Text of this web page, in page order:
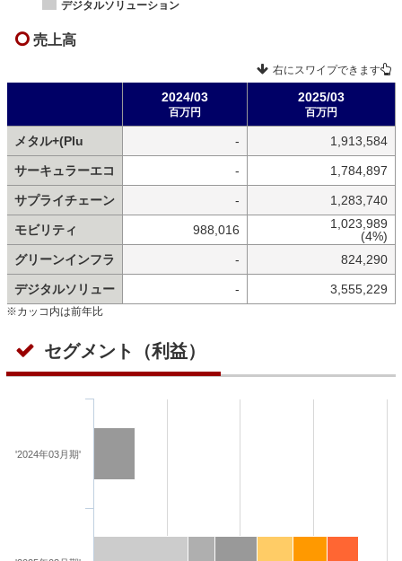
デジタルソリューション
売上高
右にスワイプできます
2024/03
百万円
2025/03
百万円
メタル+(Plu - 1,913,584
サーキュラーエコ - 1,784,897
サプライチェーン - 1,283,740
モビリティ 988,016
1,023,989
(4%)
グリーンインフラ
- 824,290
デジタルソリュー - 3,555,229
※カッコ内は前年比
セグメント（利益）
'2024年03月期'